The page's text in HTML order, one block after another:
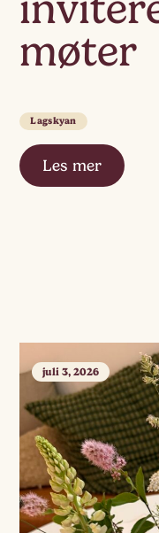
møter
Lagskyan
Les mer
juli 3, 2026